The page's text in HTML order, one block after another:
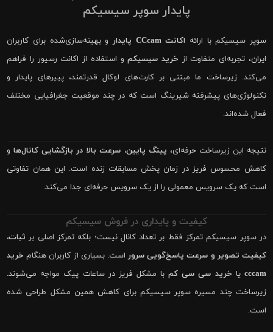
پایدار سوپر سیسیکم
سوپر سیسیکم با ارائه اکانت CCcam پایدار
و بهینه‌سازی‌شده برای کاربران
ایران، تجربه‌ای متفاوت از خرید سیسیکمو استفاده از اکانت رسیور را فراهم
می‌کند. زیرساخت ما مبتنی بر کارت‌های لوکال قدرتمند، پییرهای پایدار و
تکنولوژی‌های پیشرفته شیرینگ است که در چند موقعیت جغرافیایی مختلف
فعال شده‌اند.
نتیجه این زیرساخت حرفه‌ای، پینگ پایین، سرعت بالا در بازگشایی کانال‌هاو
کاهش محسوس فریز در زمان پخش مسابقات زنده است. این همان تفاوتی
است که یک سرویس معمولی را از یک سرویس حرفه‌ای جدا می‌کند.
کیفیت و پایداری در فروش سیسیکم
در سوپر سیسیکم تمرکز فقط بر تعداد کانال نیست؛ بلکه تمرکز اصلی بر ثبات،
کیفیت تصویر و سرعت پاسخ‌گویی سروراست. بسیاری از کاربران هنگام خرید
cccam یا خرید سی سی کمبا مشکل فریز در ساعات پیک مواجه می‌شوند.
زیرساخت چند مسیره سوپر سیسیکم برای کاهش همین مشکل طراحی شده
است.